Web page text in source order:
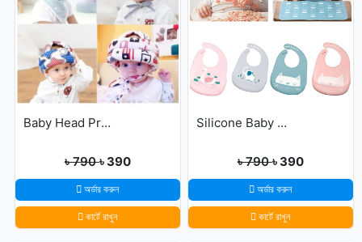
Baby Head Protector Cap Child Walking Safety
৳ 790৳ 390
অর্ডার করুন
কার্টে রাখুন
Silicone Baby Bibs
৳ 790৳ 390
অর্ডার করুন
কার্টে রাখুন